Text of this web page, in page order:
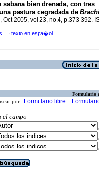
bien drenada, con tres
pastura degradada de
, Oct 2005, vol.23, no.4, p.373-392.
· texto en espa�ol
Formulario
por : Formulario libre
el campo